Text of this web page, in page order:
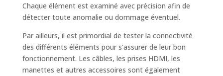
Chaque élément est examiné avec précision afin de
détecter toute anomalie ou dommage éventuel.
Par ailleurs, il est primordial de tester la connectivité
des différents éléments pour s’assurer de leur bon
fonctionnement. Les câbles, les prises HDMI, les
manettes et autres accessoires sont également